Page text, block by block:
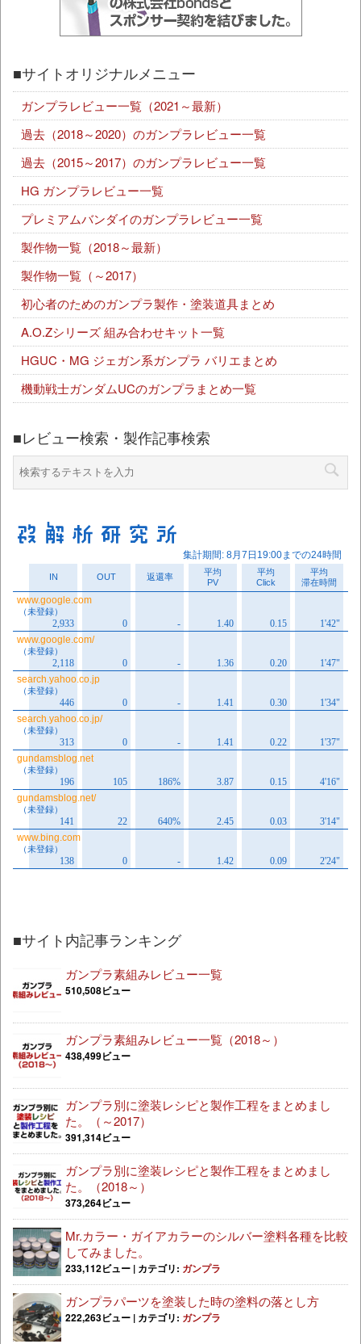
■サイトオリジナルメニュー
ガンプラレビュー一覧（2021～最新）
過去（2018～2020）のガンプラレビュー一覧
過去（2015～2017）のガンプラレビュー一覧
HG ガンプラレビュー一覧
プレミアムバンダイのガンプラレビュー一覧
製作物一覧（2018～最新）
製作物一覧（～2017）
初心者のためのガンプラ製作・塗装道具まとめ
A.O.Zシリーズ 組み合わせキット一覧
HGUC・MG ジェガン系ガンプラ バリエまとめ
機動戦士ガンダムUCのガンプラまとめ一覧
■レビュー検索・製作記事検索
■サイト内記事ランキング
ガンプラ素組みレビュー一覧
510,508ビュー
ガンプラ素組みレビュー一覧（2018～）
438,499ビュー
ガンプラ別に塗装レシピと製作工程をまとめまし
た。（～2017）
391,314ビュー
ガンプラ別に塗装レシピと製作工程をまとめまし
た。（2018～）
373,264ビュー
Mr.カラー・ガイアカラーのシルバー塗料各種を比較
してみました。
233,112ビュー | カテゴリ: ガンプラ
ガンプラパーツを塗装した時の塗料の落とし方
222,263ビュー | カテゴリ: ガンプラ